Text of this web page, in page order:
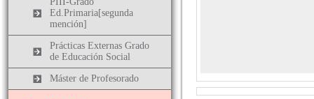
Ed.Primaria[segunda
mención]
Prácticas Externas Grado
de Educación Social
Máster de Profesorado